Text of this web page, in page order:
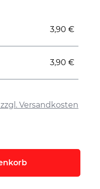
Versandkosten
3,90 €
3,90 €